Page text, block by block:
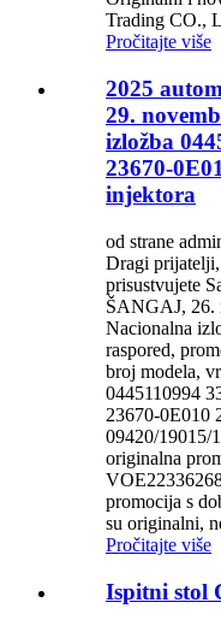
Trading CO.,
Pročitajte više
2025
29.
izložba
23670-
injektora
od strane
Dragi prijatelji,
prisustvujete
ŠANGAJ, 26.
Nacionalna
raspored,
broj modela,
0445110994
23670-0E010
09420/19015/
originalna
promocija s
su originalni,
Pročitajte više
Ispitni stol